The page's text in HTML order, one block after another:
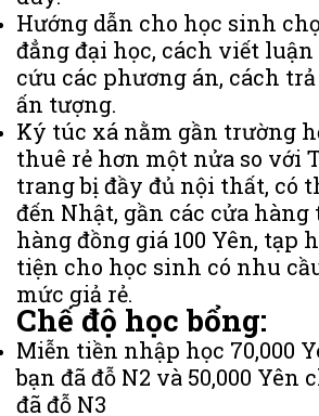
Hướng dẫn cho học sinh
đẳng đại học, cách viết
cứu các phương án, cách
ấn tượng.
Ký túc xá nằm gần trường
thuê rẻ hơn một nửa so với
trang bị đầy đủ nội thất, có
đến Nhật, gần các cửa
hàng đồng giá 100 Yên, tạp
tiện cho học sinh có nhu
mức giả rẻ.
Chế độ học bổng:
Miễn tiền nhập học 70,000
bạn đã đỗ N2 và 50,000 Yên
đã đỗ N3